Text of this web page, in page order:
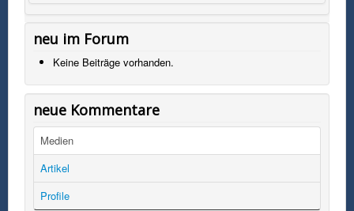
neu im Forum
Keine Beiträge vorhanden.
neue Kommentare
Medien
Artikel
Profile